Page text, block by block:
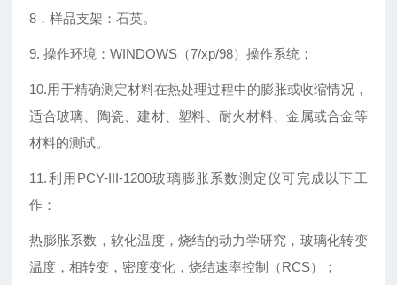
8．样品支架：石英。
9. 操作环境：WINDOWS（7/xp/98）操作系统；
10.用于精确测定材料在热处理过程中的膨胀或收缩情况，
适合玻璃、陶瓷、建材、塑料、耐火材料、金属或合金等
材料的测试。
11.利用PCY-III-1200玻璃膨胀系数测定仪可完成以下工
作：
热膨胀系数，软化温度，烧结的动力学研究，玻璃化转变
温度，相转变，密度变化，烧结速率控制（RCS）；